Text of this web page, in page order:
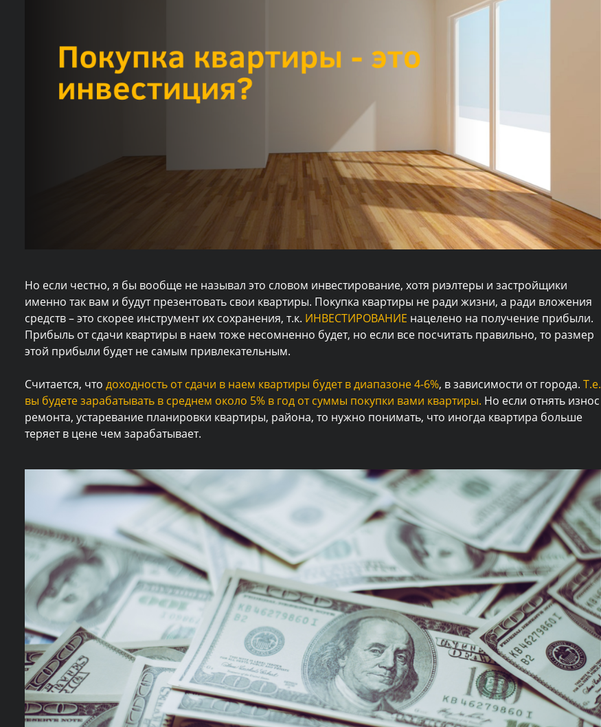
Но если честно, я бы вообще не называл это словом инвестирование, хотя риэлтеры и застройщики
именно так вам и будут презентовать свои квартиры. Покупка квартиры не ради жизни, а ради вложения
средств – это скорее инструмент их сохранения, т.к. ИНВЕСТИРОВАНИЕ нацелено на получение прибыли.
Прибыль от сдачи квартиры в наем тоже несомненно будет, но если все посчитать правильно, то размер
этой прибыли будет не самым привлекательным.
Считается, что доходность от сдачи в наем квартиры будет в диапазоне 4-6%, в зависимости от города. Т.е.
вы будете зарабатывать в среднем около 5% в год от суммы покупки вами квартиры. Но если отнять износ
ремонта, устаревание планировки квартиры, района, то нужно понимать, что иногда квартира больше
теряет в цене чем зарабатывает.